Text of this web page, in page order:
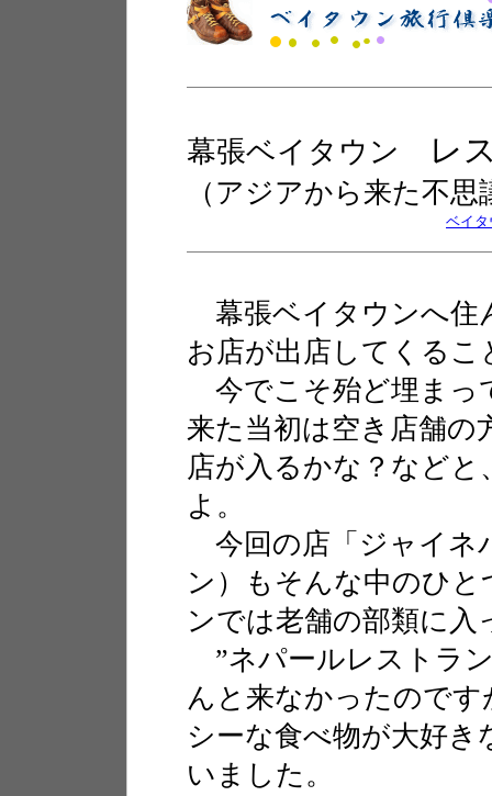
幕張ベイタウン レ
（アジアから来た
ベイタ
幕張ベイタウンへ住
お店が出店してくるこ
今でこそ殆ど埋まっ
来た当初は空き店舗の
店が入るかな？など
よ。
今回の店「ジャイネ
ン）もそんな中のひ
ンでは老舗の部類に
”ネパールレストラ
んと来なかったので
シーな食べ物が大好
いました。